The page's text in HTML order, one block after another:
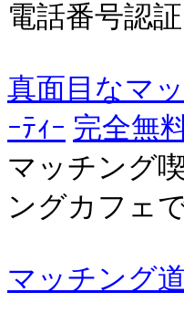
電話番号認
真面目なマ
ｰﾃｨｰ 完全無
マッチング
ングカフェで
マッチング道